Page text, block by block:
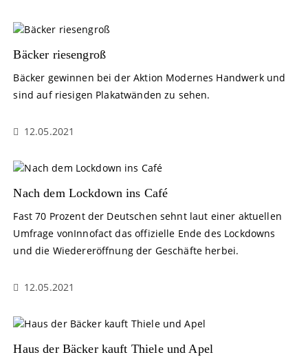
Bäcker riesengroß
Bäcker gewinnen bei der Aktion Modernes Handwerk und
sind auf riesigen Plakatwänden zu sehen.
12.05.2021
Nach dem Lockdown ins Café
Fast 70 Prozent der Deutschen sehnt laut einer aktuellen
Umfrage vonInnofact das offizielle Ende des Lockdowns
und die Wiedereröffnung der Geschäfte herbei.
12.05.2021
Haus der Bäcker kauft Thiele und Apel